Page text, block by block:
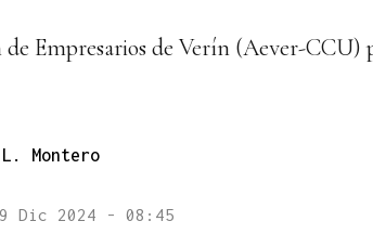
Empresarios de Verín (Aever-CCU)
Montero
Dic 2024 - 08:45